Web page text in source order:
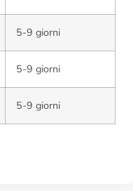
5-9 giorni
5-9 giorni
5-9 giorni